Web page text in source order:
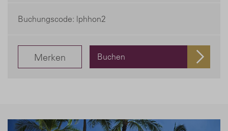
Buchungscode: lphhon2
Merken Buchen